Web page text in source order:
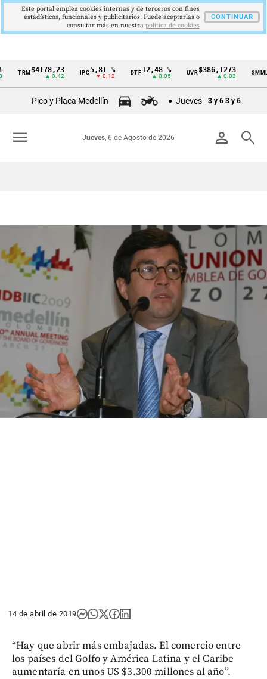
Cintillo
Colombia
TRM$4178,23
▲ 0.42
5,81 %
▼ 0.12
12,48 %
▲ 0.05
UVR$386,1273
▲ 0.03
SMMLV
Pico y Placa Medellín Jueves 3 y 6 3 y 6
person search
Jueves, 6 de Agosto de 2026
menu
14 de abril de 2019
“Hay que abrir más embajadas. El comercio entre
los países del Golfo y América Latina y el Caribe
aumentaría en unos US $3.300 millones al año”.
Este portal emplea cookies internas y de terceros con fines
estadísticos, funcionales y publicitarios. Puede aceptarlas o
consultar más en nuestra politica de cookies
CONTINUAR